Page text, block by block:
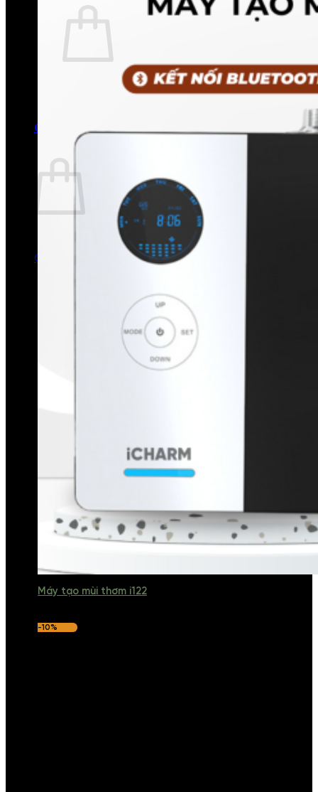
Chưa có sản phẩm trong giỏ hàng.
Quay trở lại cửa hàng
0
Chưa có sản phẩm trong giỏ hàng.
Quay trở lại cửa hàng
Máy tạo mùi thơm i122
-10%